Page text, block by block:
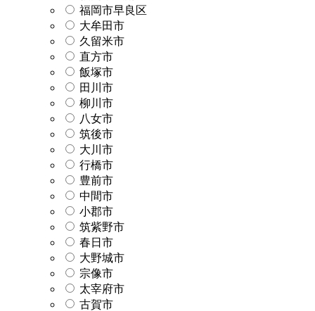
福岡市早良区
大牟田市
久留米市
直方市
飯塚市
田川市
柳川市
八女市
筑後市
大川市
行橋市
豊前市
中間市
小郡市
筑紫野市
春日市
大野城市
宗像市
太宰府市
古賀市